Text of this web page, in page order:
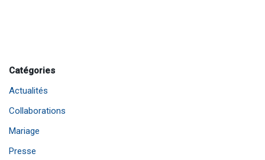
Catégories
Actualités
Collaborations
Mariage
Presse